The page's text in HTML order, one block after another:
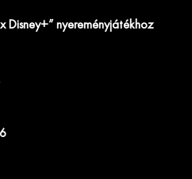
Disney+” nyereményjátékhoz